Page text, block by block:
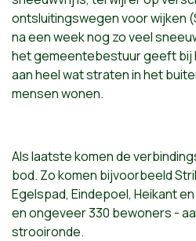
ontsluitingswegen voor wijken
na een week nog zo veel
het gemeentebestuur geeft bij
aan heel wat straten in het
mensen wonen.
Als laatste komen de
bod. Zo komen bijvoorbeeld
Egelspad, Eindepoel, Heikant
en ongeveer 330 bewoners -
strooironde.